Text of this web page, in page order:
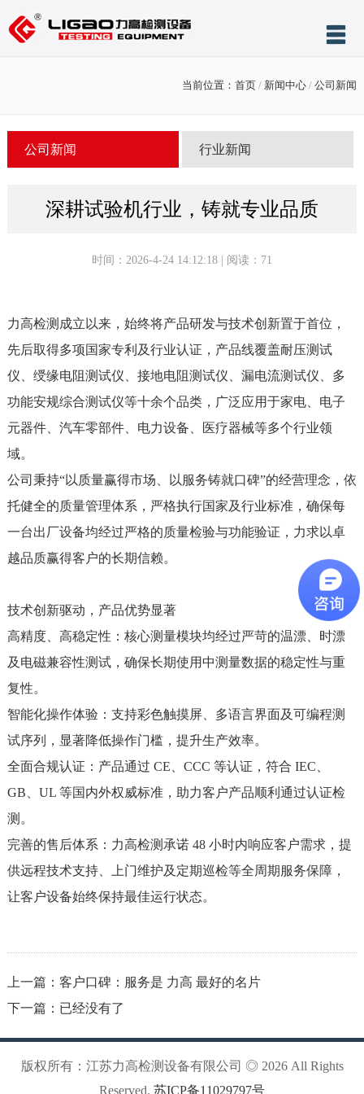
服务与支持
新闻中心
当前位置：首页 / 新闻中心/ 公司新闻
公司新闻 行业新闻
深耕试验机行业，铸就专业品质
时间：2026-4-24 14:12:18 | 阅读： 71
力高检测成立以来，始终将产品研发与技术创新置于首位，
先后取得多项国家专利及行业认证，产品线覆盖耐压测试
仪、绶缘电阻测试仪、接地电阻测试仪、漏电流测试仪、多
功能安规综合测试仪等十余个品类，广泛应用于家电、电子
元器件、汽车零部件、电力设备、医疗器械等多个行业领
域。
公司秉持“以质量赢得市场、以服务铸就口碑”的经营理念，依
托健全的质量管理体系，严格执行国家及行业标准，确保每
一台出厂设备均经过严格的质量检验与功能验证，力求以卓
越品质赢得客户的长期信赖。
技术创新驱动，产品优势显著
高精度、高稳定性：核心测量模块均经过严苛的温漂、时漂
及电磁兼容性测试，确保长期使用中测量数据的稳定性与重
复性。
智能化操作体验：支持彩色触摸屏、多语言界面及可编程测
试序列，显著降低操作门槛，提升生产效率。
全面合规认证：产品通过 CE、CCC 等认证，符合 IEC、
GB、UL 等国内外权威标准，助力客户产品顺利通过认证检
测。
完善的售后体系：力高检测承诺 48 小时内响应客户需求，提
供远程技术支持、上门维护及定期巡检等全周期服务保障，
让客户设备始终保持最佳运行状态。
上一篇： 客户口碑：服务是 力高 最好的名片
下一篇：已经没有了
版权所有：江苏力高检测设备有限公司 ◎ 2026 All Rights
Reserved. 苏ICP备11029797号